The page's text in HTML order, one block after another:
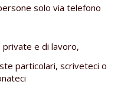
solo via telefono
e di lavoro,
particolari, scriveteci o